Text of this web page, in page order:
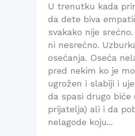
U trenutku kada
da dete biva
svakako nije
ni nesrećno.
osećanja. Oseća
pred nekim ko je
ugrožen i slabiji i
da spasi drugo biće
prijatelja) ali i da
nelagode koju...